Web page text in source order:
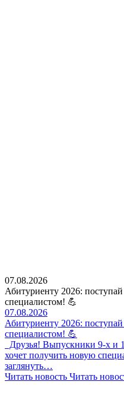
07.08.2026
Абитуриенту 2026:
специалистом! 💪
07.08.2026
Абитуриенту 2026:
специалистом! 💪
Друзья! Выпускники 9-х и
хочет получить новую
заглянуть…
Читать новость Читать